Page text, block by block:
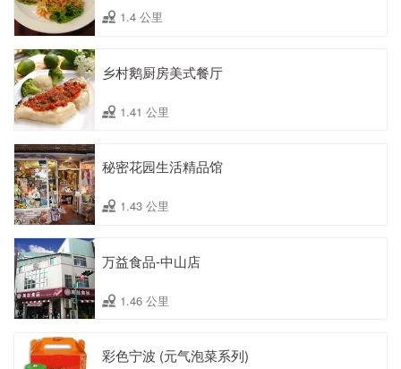
1.4 公里
乡村鹅厨房美式餐厅
1.41 公里
秘密花园生活精品馆
1.43 公里
万益食品-中山店
1.46 公里
彩色宁波 (元气泡菜系列)